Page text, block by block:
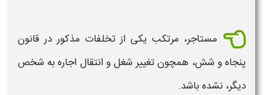
مستاجر، مرتکب یکی از تخلفات مذکور در قانون
پنجاه و شش، همچون تغییر شغل و انتقال اجارهبه شخص
دیگر، نشده باشد.